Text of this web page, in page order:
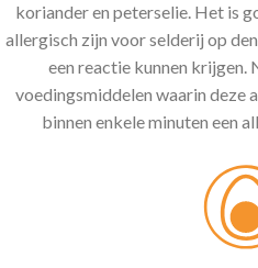
koriander en peterselie. Het is
allergisch zijn voor selderij op
een reactie kunnen krijgen.
voedingsmiddelen waarin
binnen enkele minuten een